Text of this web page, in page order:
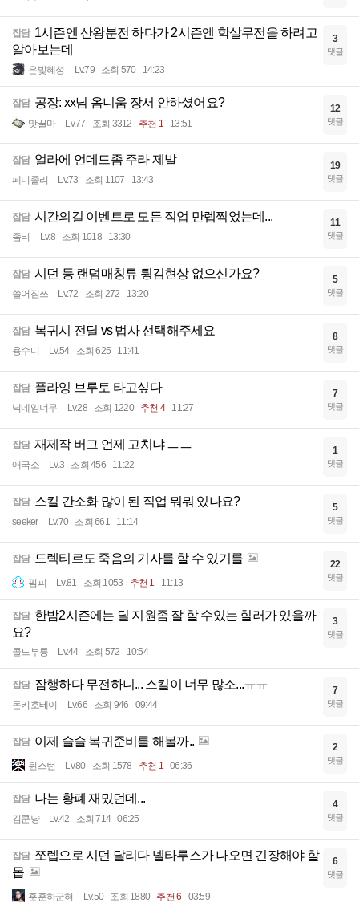
잡담 1시즌엔 산왕분전 하다가 2시즌엔 학살무전을 하려고
알아보는데
은빛혜성 Lv.79 조회 570 14:23
3
댓글
잡담 공장: xx님 옴니움 장서 안하셨어요?
맛꿀마 Lv.77 조회 3312 추천 1 13:51
12
댓글
잡담 얼라에 언데드좀 주라 제발
페니졸리 Lv.73 조회 1107 13:43
19
댓글
잡담 시간의길 이벤트로 모든 직업 만렙찍었는데...
좀티 Lv.8 조회 1018 13:30
11
댓글
잡담 시던 등 랜덤매칭류 튕김현상 없으신가요?
쓸어짐쓰 Lv.72 조회 272 13:20
5
댓글
잡담 복귀시 전딜 vs 법사 선택해주세요
용수디 Lv.54 조회 625 11:41
8
댓글
잡담 플라잉 브루토 타고싶다
닉네임너무 Lv.28 조회 1220 추천 4 11:27
7
댓글
잡담 재제작 버그 언제 고치냐 ㅡㅡ
애국소 Lv.3 조회 456 11:22
1
댓글
잡담 스킬 간소화 많이 된 직업 뭐뭐 있나요?
seeker Lv.70 조회 661 11:14
5
댓글
잡담 드렉티르도 죽음의 기사를 할 수 있기를
핌피 Lv.81 조회 1053 추천 1 11:13
22
댓글
잡담 한밤2시즌에는 딜 지원좀 잘 할 수있는 힐러가 있을까
요?
콜드부릉 Lv.44 조회 572 10:54
3
댓글
잡담 잠행하다 무전하니... 스킬이 너무 많소...ㅠㅠ
돈키호테이 Lv.66 조회 946 09:44
7
댓글
잡담 이제 슬슬 복귀준비를 해볼까..
윈스턴 Lv.80 조회 1578 추천 1 06:36
2
댓글
잡담 나는 황폐 재밌던데...
김쿤냥 Lv.42 조회 714 06:25
4
댓글
잡담 쪼렙으로 시던 달리다 넬타루스가 나오면 긴장해야 할
몹
훈훈하군혀 Lv.50 조회 1880 추천 6 03:59
6
댓글